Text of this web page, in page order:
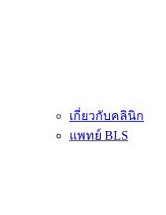
เกี่ยวกับคลินิก
แพทย์ BLS